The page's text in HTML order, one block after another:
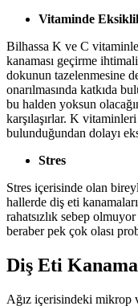
Vitaminde
Bilhassa K ve C
kanaması geçirme
dokunun tazelenmesine
onarılmasında katkıda
bu halden yoksun
karşılaşırlar. K vitaminleri
bulunduğundan dolayı
Stres
Stres içerisinde olan
hallerde diş eti
rahatsızlık sebep
beraber pek çok olası
Diş Eti
Ağız içerisindeki mikrop